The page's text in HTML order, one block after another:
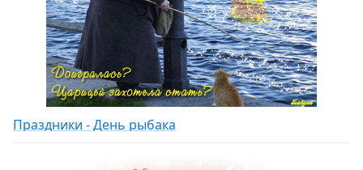
Праздники - День рыбака